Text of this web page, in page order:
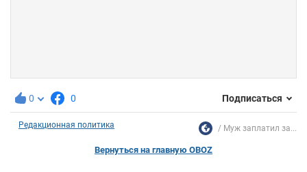
0 0 Подписаться
Редакционная политика Муж заплатил за...
Вернуться на главную OBOZ